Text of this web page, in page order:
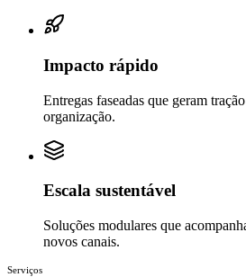
Impacto rápido
Entregas faseadas que geram
organização.
Escala sustentável
Soluções modulares que
novos canais.
Serviços